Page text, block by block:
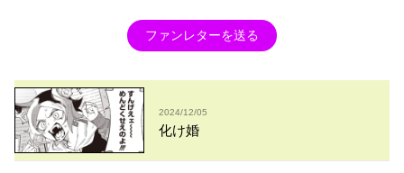
ファンレターを送る
2024/12/05
化け婚